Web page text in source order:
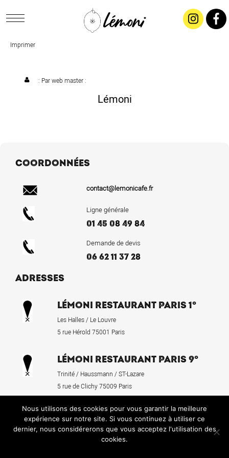
CONCEPT
TRAITEUR
CONTACTEZ-NOUS !
Imprimer
: Parweb master:
Lémoni
COORDONNÉES
contact@lemonicafe.fr
Ligne générale
01 45 08 49 84
Demande de devis
06 62 11 37 28
ADRESSES
LÉMONI RESTAURANT PARIS 1°
Les Halles / Le Louvre
5 rue Hérold 75001 Paris
LÉMONI RESTAURANT PARIS 9°
Trinité / Haussmann / ST-Lazare
5 rue de Clichy 75009 Paris
Mentions légales
Nous utilisons des cookies pour vous garantir la meilleure
expérience sur notre site. Si vous continuez à utiliser ce
dernier, nous considérerons que vous acceptez l'utilisation des
cookies.